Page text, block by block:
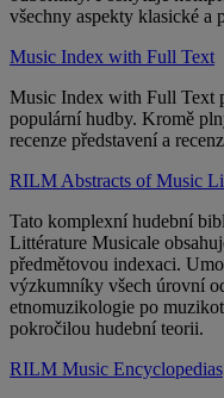
všechny aspekty klasické a
Music Index with Full Text
Music Index with Full Text
populární hudby. Kromě
recenze představení a
RILM Abstracts of Music
Tato komplexní hudební
Littérature Musicale
předmětovou indexaci.
výzkumníky všech úrovní
etnomuzikologie po
pokročilou hudební teorii.
RILM Music Encyclopedias